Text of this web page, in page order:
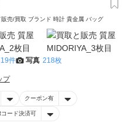
売/買取 ブランド 時計 貴金属 バッグ
件 写真 218枚
プ
クーポン有
コード決済可